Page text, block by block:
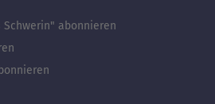
abonnieren